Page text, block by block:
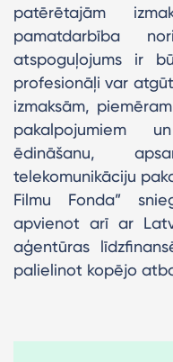
patērētajām
pamatdarbība
atspoguļojums ir
profesionāļi var
izmaksām,
pakalpojumiem
ēdināšanu,
telekomunikāciju
Filmu Fonda”
apvienot arī ar
aģentūras
palielinot kopējo